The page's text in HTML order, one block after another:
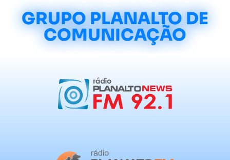
GRUPO PLANALTO DE
COMUNICAÇÃO